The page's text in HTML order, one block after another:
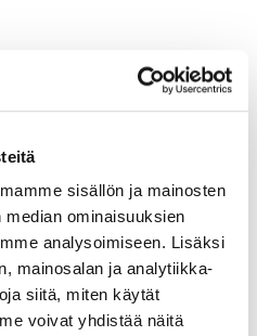
sisällön ja mainosten
ominaisuuksien
analysoimiseen. Lisäksi
mainosalan ja analytiikka-
siitä, miten käytät
voivat yhdistää näitä